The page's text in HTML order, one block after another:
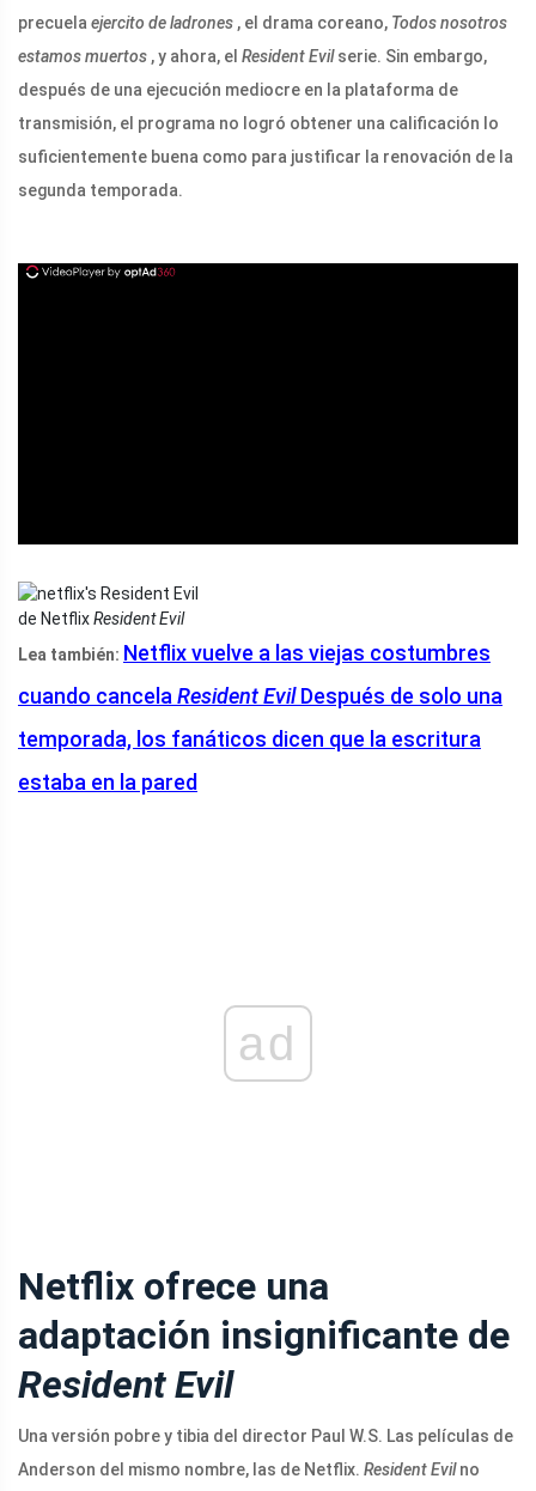
precuela ejercito de ladrones , el drama coreano, Todos nosotros
estamos muertos , y ahora, el Resident Evilserie. Sin embargo,
después de una ejecución mediocre en la plataforma de
transmisión, el programa no logró obtener una calificación lo
suficientemente buena como para justificar la renovación de la
segunda temporada.
de NetflixResident Evil
Lea también: Netflix vuelve a las viejas costumbres
cuando cancela Resident EvilDespués de solo una
temporada, los fanáticos dicen que la escritura
estaba en la pared
ad
Netflix ofrece una
adaptación insignificante de
Resident Evil
Una versión pobre y tibia del director Paul W.S. Las películas de
Anderson del mismo nombre, las de Netflix. Resident Evilno